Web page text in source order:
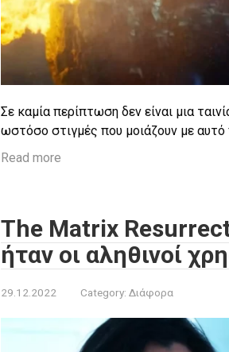
Σε καμία περίπτωση δεν είναι μια
ωστόσο στιγμές που μοιάζουν με
Read more
The Matrix
ήταν οι αληθινοί
29.12.2022 Category: Διάφορα